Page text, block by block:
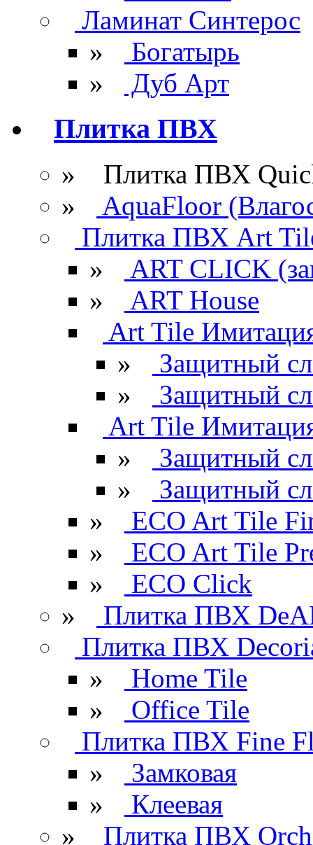
Ламинат Синтерос
»
Богатырь
»
Дуб Арт
Плитка ПВХ
» Плитка ПВХ
»
AquaFloor
Плитка ПВХ Art
»
ART CLICK
»
ART House
Art Tile
»
Защитный
»
Защитный
Art Tile
»
Защитный
»
Защитный
»
ECO Art Tile
»
ECO Art Tile
»
ECO Click
»
Плитка ПВХ
Плитка ПВХ
»
Home Tile
»
Office Tile
Плитка ПВХ Fine
»
Замковая
»
Клеевая
»
Плитка ПВХ